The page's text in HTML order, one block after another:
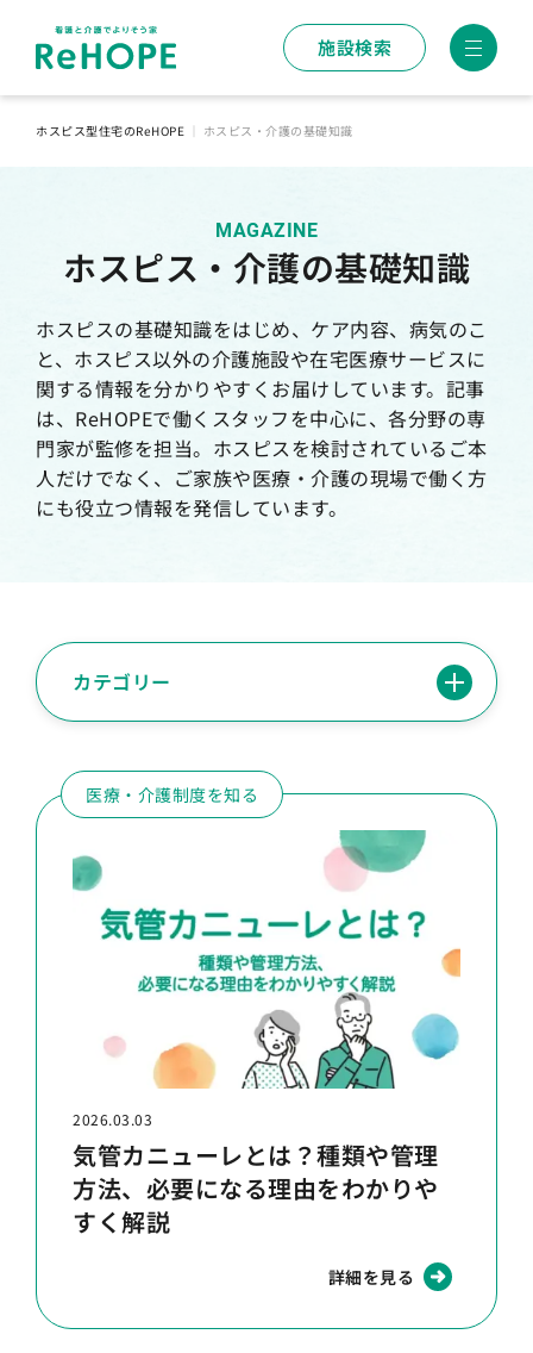
施設検索
ホスピス型住宅のReHOPE ホスピス・介護の基礎知識
MAGAZINE
ホスピス・介護の基礎知識
ホスピスの基礎知識をはじめ、ケア内容、病気のこ
と、ホスピス以外の介護施設や在宅医療サービスに
関する情報を分かりやすくお届けしています。記事
は、ReHOPEで働くスタッフを中心に、各分野の専
門家が監修を担当。ホスピスを検討されているご本
人だけでなく、ご家族や医療・介護の現場で働く方
にも役立つ情報を発信しています。
カテゴリー
医療・介護制度を知る
2026.03.03
気管カニューレとは？種類や管理
方法、必要になる理由をわかりや
すく解説
詳細を見る